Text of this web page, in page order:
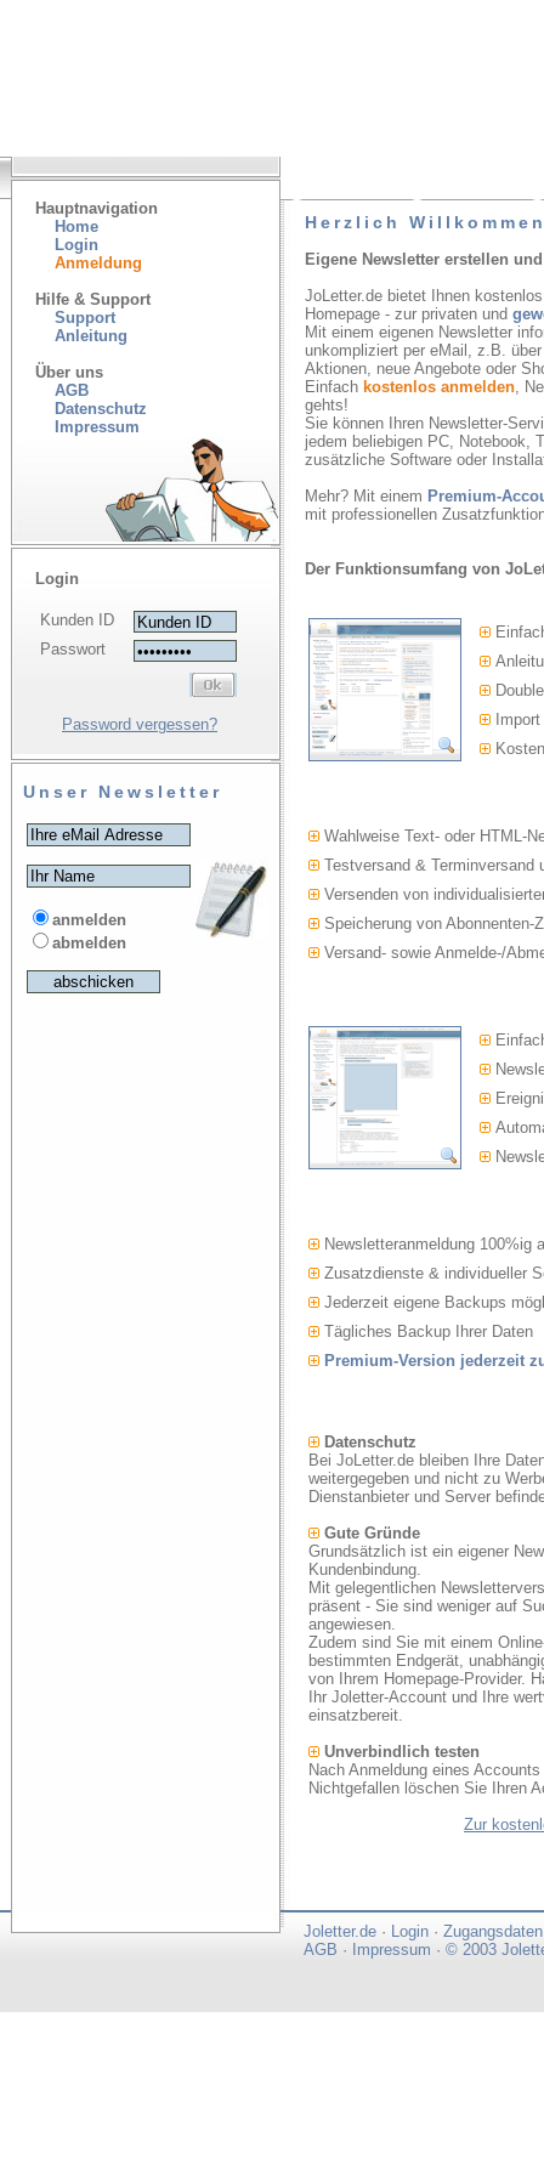
Hauptnavigation
Home
Login
Anmeldung
Hilfe & Support
Support
Anleitung
Über uns
AGB
Datenschutz
Impressum
Login
Kunden ID
Passwort
Password vergessen?
Unser Newsletter
anmelden
abmelden
Herzlich
Eigene Newsletter erstellen
JoLetter.de bietet Ihnen
Homepage - zur privaten und
Mit einem eigenen Newsletter
unkompliziert per eMail, z.B.
Aktionen, neue Angebote oder
Einfach kostenlos anmelden,
gehts!
Sie können Ihren Newsletter-
jedem beliebigen PC, Notebook,
zusätzliche Software oder
Mehr? Mit einem Premium-
mit professionellen
Der Funktionsumfang von
Wahlweise Text- oder HTML-
Testversand & Terminversand
Versenden von
Speicherung von Abonnenten-
Versand- sowie Anmelde-/
Newsletteranmeldung 100%ig
Zusatzdienste & individueller
Jederzeit eigene Backups
Tägliches Backup Ihrer Daten
Premium-Version jederzeit
Datenschutz
Bei JoLetter.de bleiben Ihre
weitergegeben und nicht zu
Dienstanbieter und Server
Gute Gründe
Grundsätzlich ist ein eigener
Kundenbindung.
Mit gelegentlichen
präsent - Sie sind weniger auf
angewiesen.
Zudem sind Sie mit einem
bestimmten Endgerät,
von Ihrem Homepage-Provider.
Ihr Joletter-Account und Ihre
einsatzbereit.
Unverbindlich testen
Nach Anmeldung eines
Nichtgefallen löschen Sie Ihren
Zur
Joletter.de · Login · Zugangsdaten
AGB · Impressum · © 2003